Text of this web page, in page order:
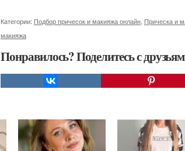
Категории: Подбор причесок и макияжа онлайн Прическа и
макияжа
Понравилось? Поделитесь с